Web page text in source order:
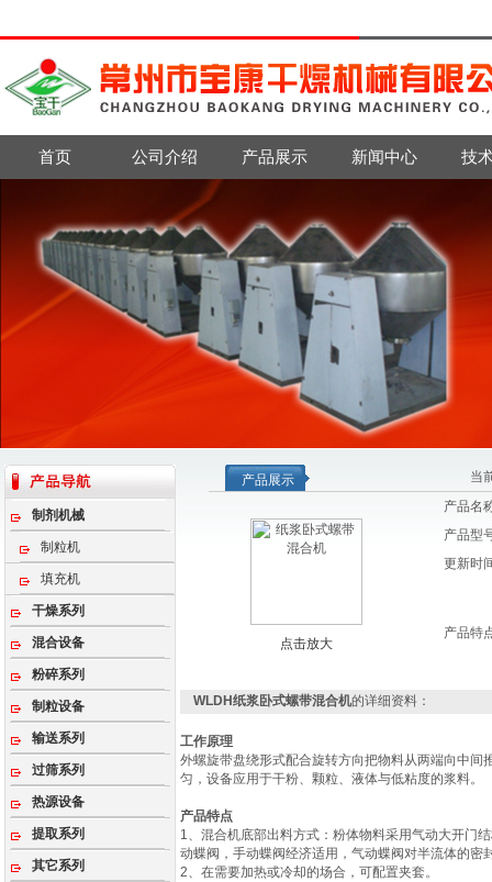
首页 公司介绍 产品展示 新闻中心 技
制剂机械
制粒机
填充机
干燥系列
混合设备
粉碎系列
制粒设备
输送系列
过筛系列
热源设备
提取系列
其它系列
产品展示 当
点击放大
产品名
产品型
更新时
产品特
WLDH纸浆卧式螺带混合机的详细资料：
工作原理
外螺旋带盘绕形式配合旋转方向把物料从两端向中
匀，设备应用于干粉、颗粒、液体与低粘度的浆料。
产品特点
1、混合机底部出料方式：粉体物料采用气动大开门
动蝶阀，手动蝶阀经济适用，气动蝶阀对半流体的密
2、在需要加热或冷却的场合，可配置夹套。